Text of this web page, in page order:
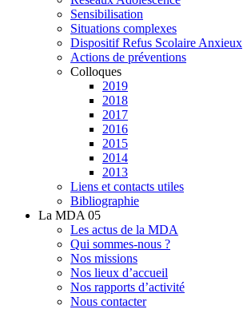
Sensibilisation
Situations complexes
Dispositif Refus Scolaire Anxieux
Actions de préventions
Colloques
2019
2018
2017
2016
2015
2014
2013
Liens et contacts utiles
Bibliographie
La MDA 05
Les actus de la MDA
Qui sommes-nous ?
Nos missions
Nos lieux d’accueil
Nos rapports d’activité
Nous contacter